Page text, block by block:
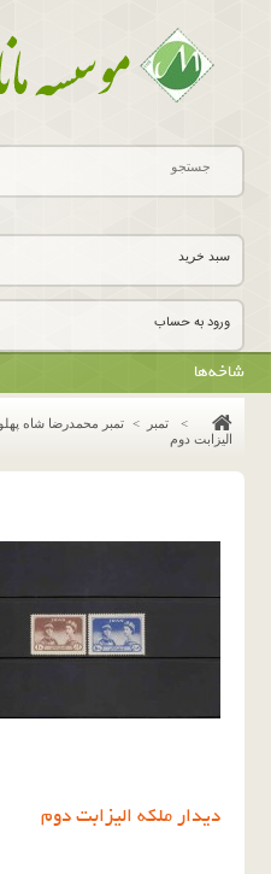
ورود به حساب
سبد خرید
شاخه‌ها
> تمبر > تمبر محمدرضا شاه
الیزابت دوم
دیدار ملکه الیزابت دوم